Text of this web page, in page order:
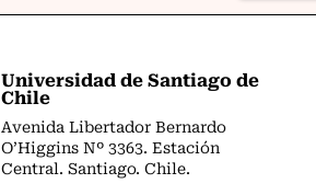
Universidad de Santiago de
Chile
Avenida Libertador Bernardo
O’Higgins Nº 3363. Estación
Central. Santiago. Chile.